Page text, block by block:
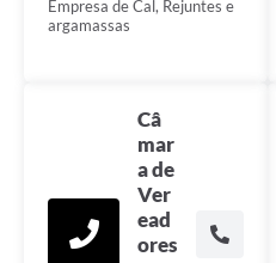
Empresa de Cal, Rejuntes e
argamassas
Câ
mar
a de
Ver
ead
ores